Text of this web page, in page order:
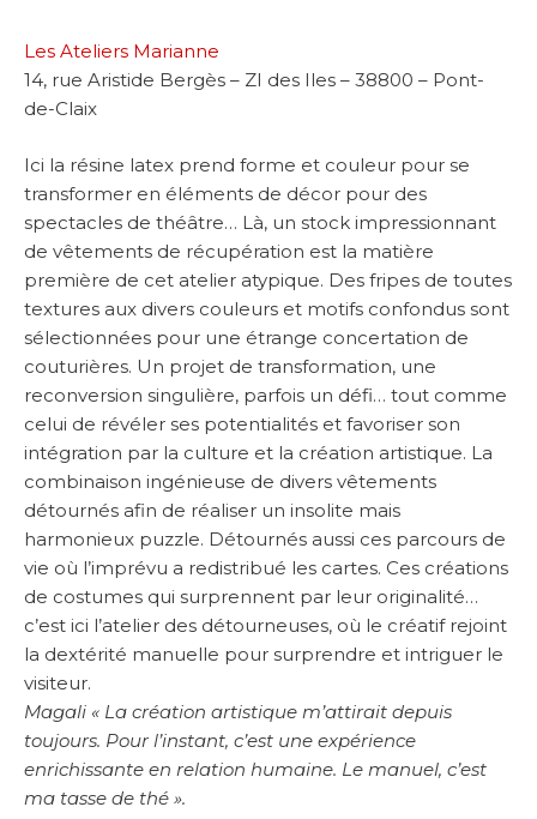
Les Ateliers Marianne
14, rue Aristide Bergès – ZI des Iles – 38800 – Pont-
de-Claix
Ici la résine latex prend forme et couleur pour se
transformer en éléments de décor pour des
spectacles de théâtre… Là, un stock impressionnant
de vêtements de récupération est la matière
première de cet atelier atypique. Des fripes de toutes
textures aux divers couleurs et motifs confondus sont
sélectionnées pour une étrange concertation de
couturières. Un projet de transformation, une
reconversion singulière, parfois un défi… tout comme
celui de révéler ses potentialités et favoriser son
intégration par la culture et la création artistique. La
combinaison ingénieuse de divers vêtements
détournés afin de réaliser un insolite mais
harmonieux puzzle. Détournés aussi ces parcours de
vie où l’imprévu a redistribué les cartes. Ces créations
de costumes qui surprennent par leur originalité…
c’est ici l’atelier des détourneuses, où le créatif rejoint
la dextérité manuelle pour surprendre et intriguer le
visiteur.
Magali « La création artistique m’attirait depuis
toujours. Pour l’instant, c’est une expérience
enrichissante en relation humaine. Le manuel, c’est
ma tasse de thé ».